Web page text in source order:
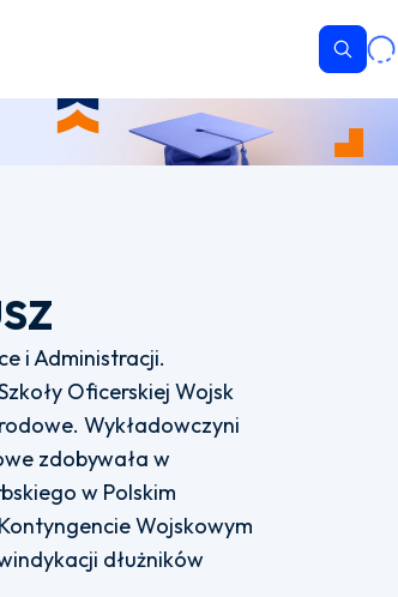
i Administracji.
Oficerskiej Wojsk
Wykładowczyni
zdobywała w
w Polskim
Wojskowym
dłużników